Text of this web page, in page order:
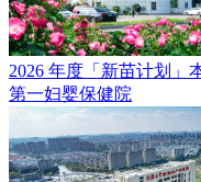
2026 年度「新苗计划」
第一妇婴保健院